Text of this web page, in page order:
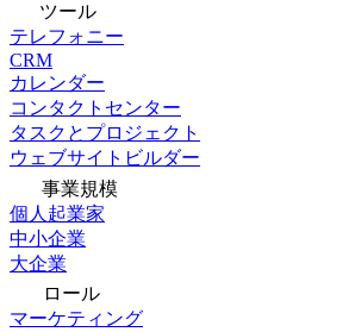
ツール
テレフォニー
CRM
カレンダー
コンタクトセンター
タスクとプロジェクト
ウェブサイトビルダー
事業規模
個人起業家
中小企業
大企業
ロール
マーケティング